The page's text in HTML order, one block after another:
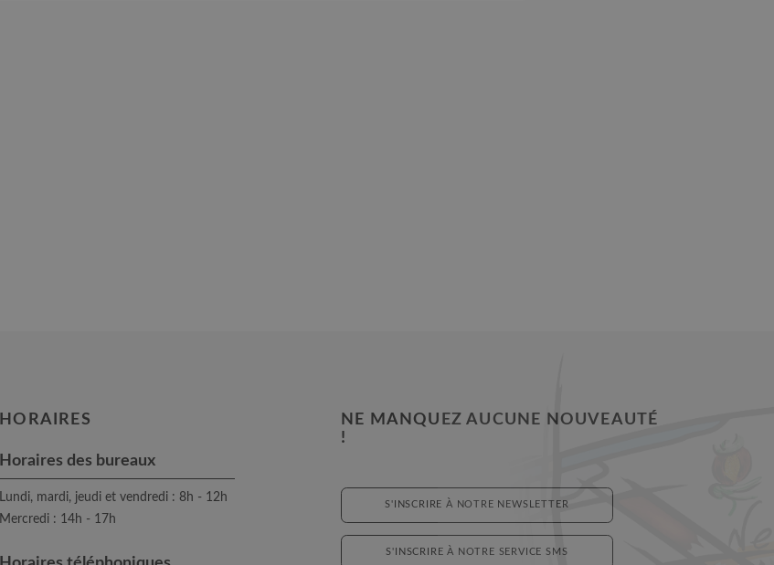
HORAIRES
Horaires des bureaux
Lundi, mardi, jeudi et vendredi : 8h - 12h
Mercredi : 14h - 17h
NE MANQUEZ AUCUNE NOUVEAUTÉ
!
S'INSCRIRE À NOTRE NEWSLETTER
S'INSCRIRE À NOTRE SERVICE SMS